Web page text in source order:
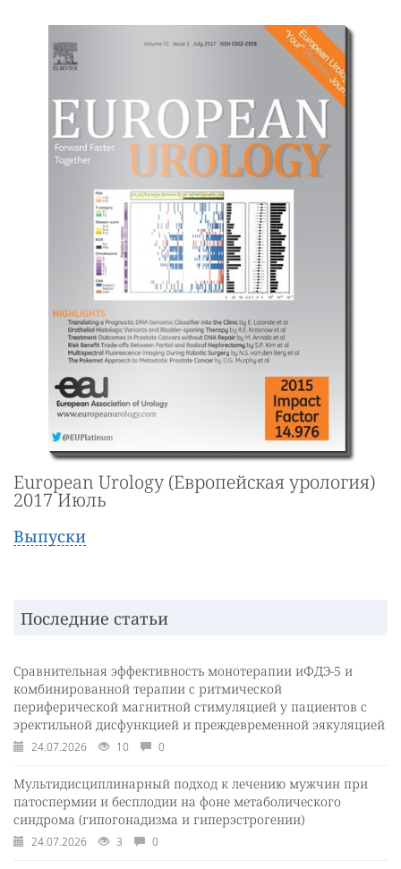
European Urology (Европейская урология)
2017 Июль
Выпуски
Последние статьи
Сравнительная эффективность монотерапии иФДЭ-5 и
комбинированной терапии с ритмической
периферической магнитной стимуляцией у пациентов с
эректильной дисфункцией и преждевременной эякуляцией
24.07.2026 10 0
Мультидисциплинарный подход к лечению мужчин при
патоспермии и бесплодии на фоне метаболического
синдрома (гипогонадизма и гиперэстрогении)
24.07.2026 3 0